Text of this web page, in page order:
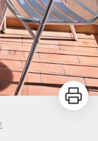
Imprimer